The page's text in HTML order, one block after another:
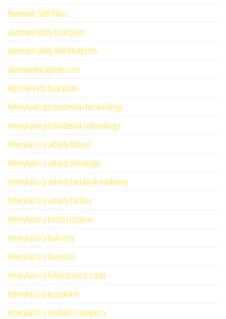
Aluminum Skiff Plans
aluminum utility boat plans
aluminum utility skiff blueprints
aluminumboatplans.com
Alutender rib boat plans
Amerykanie pochodzenia chorwackiego
Amerykanie pochodzenia żydowskiego
Amerykańscy aktorzy filmowi
Amerykańscy aktorzy telewizyjni
Amerykańscy autorzy fantastyki naukowej
Amerykańscy autorzy fantasy
Amerykańscy basiści rockowi
Amerykańscy bokserzy
Amerykańscy iluzjoniści
Amerykańscy kolekcjonerzy sztuki
Amerykańscy koszykarze
Amerykańscy medaliści olimpijscy